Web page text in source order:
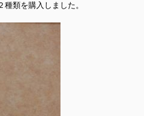
類を購入しました。